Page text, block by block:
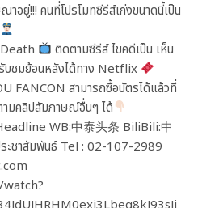
าอยู่!!! คนที่โปรโมทซีรีส์เก่งขนาดนี้เป็น
ติดตามซีรีส์ ไขคดีเป็น เห็น
ชมย้อนหลังได้ทาง Netflix
FANCON สามารถซื้อบัตรได้แล้วที่
มคลิปสัมภาษณ์อื่นๆ ได้
WB:中泰头条 BiliBili:中
ะชาสัมพันธ์ Tel : 02-107-2989